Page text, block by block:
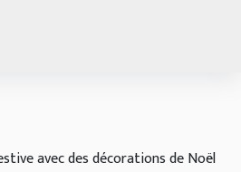
avec des décorations de Noël